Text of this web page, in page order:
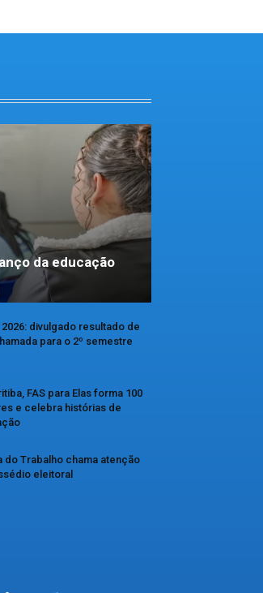
da educação
divulgado resultado de
para o 2º semestre
FAS para Elas forma 100
e celebra histórias de
do Trabalho chama atenção
eleitoral